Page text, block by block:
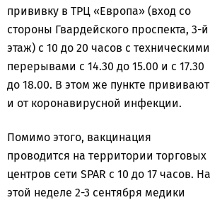
прививку в ТРЦ «Европа» (вход со
стороны Гвардейского проспекта, 3-й
этаж) с 10 до 20 часов с техническими
перерывами с 14.30 до 15.00 и с 17.30
до 18.00. В этом же пункте прививают
и от коронавирусной инфекции.
Помимо этого, вакцинация
проводится на территории торговых
центров сети SPAR с 10 до 17 часов. На
этой неделе 2-3 сентября медики